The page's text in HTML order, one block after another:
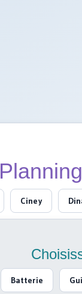
Ciney
Batterie